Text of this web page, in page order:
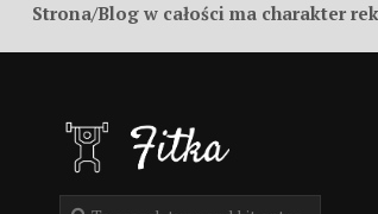
Strona/Blog w całości ma charakter